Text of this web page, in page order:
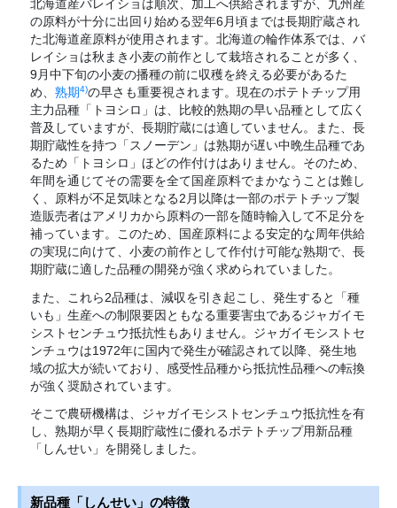
北海道産バレイショは順次、加工へ供給されますが、九州産
の原料が十分に出回り始める翌年6月頃までは長期貯蔵され
た北海道産原料が使用されます。北海道の輪作体系では、バ
レイショは秋まき小麦の前作として栽培されることが多く、
9月中下旬の小麦の播種の前に収穫を終える必要があるた
め、 熟期4)の早さも重要視されます。現在のポテトチップ用
主力品種「トヨシロ」は、比較的熟期の早い品種として広く
普及していますが、長期貯蔵には適していません。また、長
期貯蔵性を持つ「スノーデン」は熟期が遅い中晩生品種であ
るため「トヨシロ」ほどの作付けはありません。そのため、
年間を通じてその需要を全て国産原料でまかなうことは難し
く、原料が不足気味となる2月以降は一部のポテトチップ製
造販売者はアメリカから原料の一部を随時輸入して不足分を
補っています。このため、国産原料による安定的な周年供給
の実現に向けて、小麦の前作として作付け可能な熟期で、長
期貯蔵に適した品種の開発が強く求められていました。
また、これら2品種は、減収を引き起こし、発生すると「種
いも」生産への制限要因ともなる重要害虫であるジャガイモ
シストセンチュウ抵抗性もありません。ジャガイモシストセ
ンチュウは1972年に国内で発生が確認されて以降、発生地
域の拡大が続いており、感受性品種から抵抗性品種への転換
が強く奨励されています。
そこで農研機構は、ジャガイモシストセンチュウ抵抗性を有
し、熟期が早く長期貯蔵性に優れるポテトチップ用新品種
「しんせい」を開発しました。
新品種「しんせい」の特徴